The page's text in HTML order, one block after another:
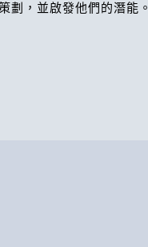
劃，並啟發他們的潛能。